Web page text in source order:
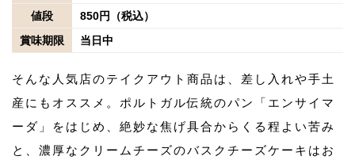
値段
850円（税込）
賞味期限
当日中
そんな人気店のテイクアウト商品は、差し入れや手土
産にもオススメ。ポルトガル伝統のパン「エンサイマ
ーダ」をはじめ、絶妙な焦げ具合からくる程よい苦み
と、濃厚なクリームチーズのバスクチーズケーキはお